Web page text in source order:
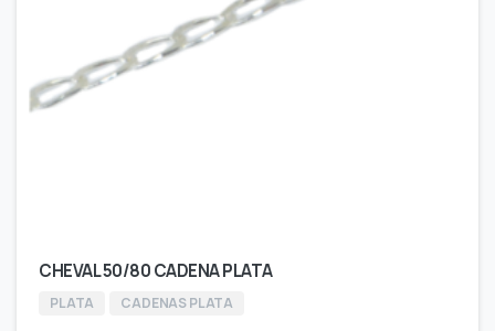
CHEVAL 50/80 CADENA PLATA
PLATA CADENAS PLATA